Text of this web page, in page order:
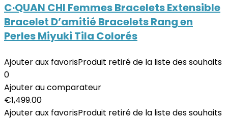
C·QUAN CHI Femmes Bracelets Extensible
Bracelet D’amitié Bracelets Rang en
Perles Miyuki Tila Colorés
Ajouter aux favorisProduit retiré de la liste des souhaits
0
Ajouter au comparateur
€1,499.00
Ajouter aux favorisProduit retiré de la liste des souhaits